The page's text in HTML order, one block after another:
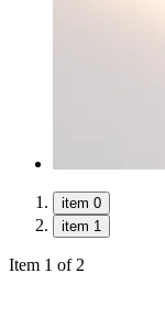
item 0
item 1
Item 1 of 2